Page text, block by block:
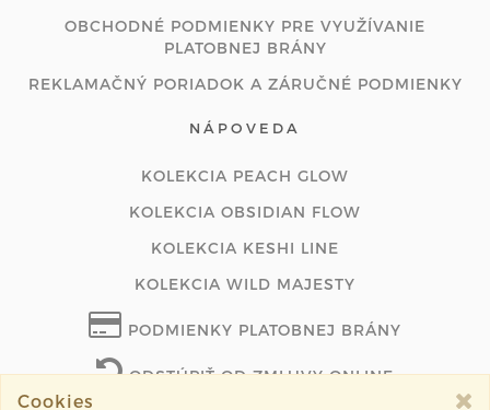
OBCHODNÉ PODMIENKY PRE VYUŽÍVANIE
PLATOBNEJ BRÁNY
REKLAMAČNÝ PORIADOK A ZÁRUČNÉ PODMIENKY
NÁPOVEDA
KOLEKCIA PEACH GLOW
KOLEKCIA OBSIDIAN FLOW
KOLEKCIA KESHI LINE
KOLEKCIA WILD MAJESTY
PODMIENKY PLATOBNEJ BRÁNY
ODSTÚPIŤ OD ZMLUVY ONLINE
Cookies